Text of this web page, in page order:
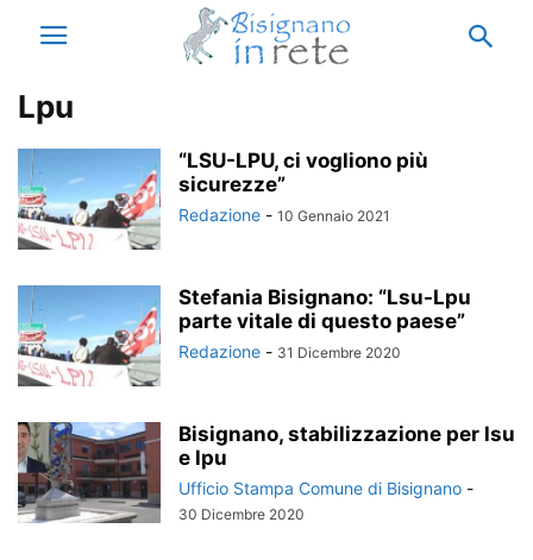
Lpu
“LSU-LPU, ci vogliono più
sicurezze”
Redazione - 10 Gennaio 2021
Stefania Bisignano: “Lsu-Lpu
parte vitale di questo paese”
Redazione - 31 Dicembre 2020
Bisignano, stabilizzazione per lsu
e lpu
Ufficio Stampa Comune di Bisignano -
30 Dicembre 2020